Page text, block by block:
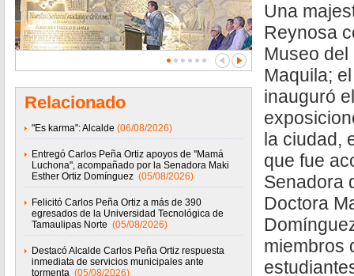
Relacionado
"Es karma": Alcalde (06/08/2026)
Entregó Carlos Peña Ortiz apoyos de ''Mamá
Luchona'', acompañado por la Senadora Maki
Esther Ortiz Domínguez (05/08/2026)
Felicitó Carlos Peña Ortiz a más de 390
egresados de la Universidad Tecnológica de
Tamaulipas Norte (05/08/2026)
Destacó Alcalde Carlos Peña Ortiz respuesta
inmediata de servicios municipales ante
tormenta (05/08/2026)
Una
Reynosa
Museo
Maquila;
inauguró
la ciudad,
que fue
Senadora
Doctora
miembros